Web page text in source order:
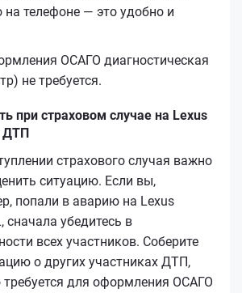
на телефоне — это удобно и
ОСАГО диагностическая
не требуется.
при страховом случае на Lexus
ДТП
страхового случая важно
ситуацию. Если вы,
попали в аварию на Lexus
сначала убедитесь в
всех участников. Соберите
о других участниках ДТП,
требуется для оформления ОСАГО